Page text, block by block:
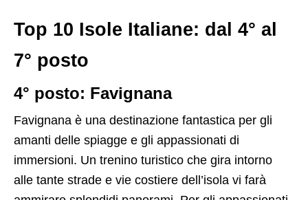
Top 10 Isole Italiane: dal 4° al
7° posto
4° posto: Favignana
Favignana è una destinazione fantastica per gli
amanti delle spiagge e gli appassionati di
immersioni. Un trenino turistico che gira intorno
alle tante strade e vie costiere dell’isola vi farà